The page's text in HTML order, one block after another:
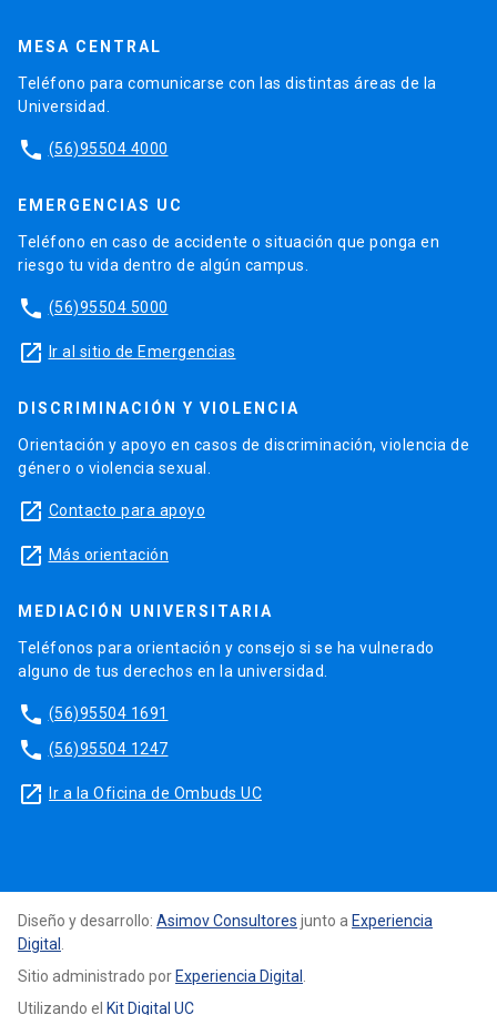
MESA CENTRAL
Teléfono para comunicarse con las distintas áreas de la
Universidad.
phone (56)95504 4000
EMERGENCIAS UC
Teléfono en caso de accidente o situación que ponga en
riesgo tu vida dentro de algún campus.
phone (56)95504 5000
launch Ir al sitio de Emergencias
DISCRIMINACIÓN Y VIOLENCIA
Orientación y apoyo en casos de discriminación, violencia de
género o violencia sexual.
launch Contacto para apoyo
launch Más orientación
MEDIACIÓN UNIVERSITARIA
Teléfonos para orientación y consejo si se ha vulnerado
alguno de tus derechos en la universidad.
phone (56)95504 1691
phone (56)95504 1247
launch Ir a la Oficina de Ombuds UC
Diseño y desarrollo: Asimov Consultores junto a Experiencia
Digital
Sitio administrado por Experiencia Digital
Utilizando el Kit Digital UC